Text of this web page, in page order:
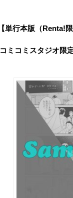
単行本版（Renta!
ミコミスタジオ限定